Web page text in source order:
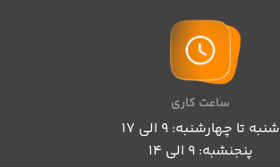
ساعت کاری
شنبه تا چهارشنبه: 9 الی 17
پنجنشبه: 9 الی 14